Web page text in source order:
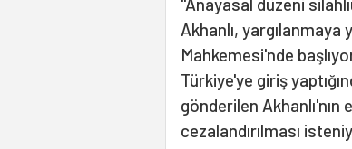
Akhanlı, yargılanmaya
Mahkemesi'nde
Türkiye'ye giriş
gönderilen Akhanlı'nın
cezalandırılması